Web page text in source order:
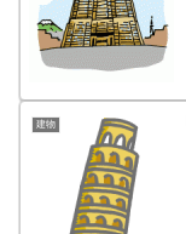
建物